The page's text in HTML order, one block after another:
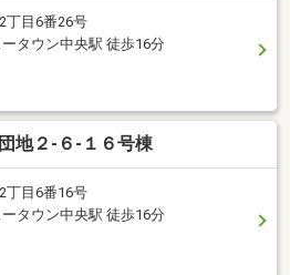
丁目6番26号
タウン中央駅 徒歩16分
地２-６-１６号棟
丁目6番16号
タウン中央駅 徒歩16分